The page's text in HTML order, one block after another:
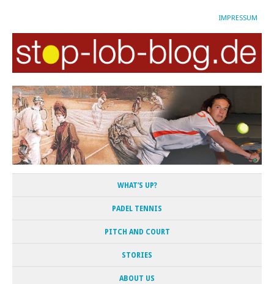
IMPRESSUM
WHAT’S UP?
PADEL TENNIS
PITCH AND COURT
STORIES
ABOUT US